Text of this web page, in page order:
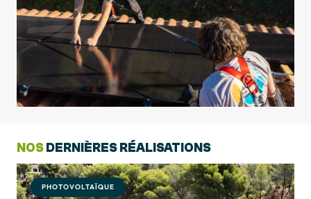
NOS DERNIÈRES RÉALISATIONS
PHOTOVOLTAÏQUE